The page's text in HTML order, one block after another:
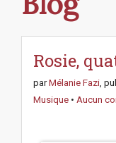
Rosie,
parMélanie Fazi,
Musique • Aucun